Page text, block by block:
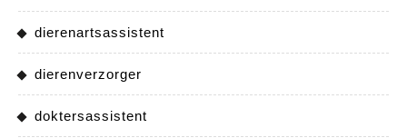
dierenartsassistent
dierenverzorger
doktersassistent